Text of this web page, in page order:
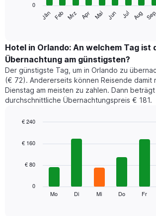
folgende
den
durchschnittlichen
Zimmerpreis
im
jeweiligen
Monat
an.
Diagramm
die
Monate
Jän Feb Mrz Apr Mai Jun Jul Aug Sep
0
Hotel in Orlando: An welchem Tag ist
Übernachtung am günstigsten?
Der günstigste Tag, um in Orlando zu
(€ 72). Andererseits können Reisende damit
Dienstag am meisten zu zahlen. Dann
durchschnittliche Übernachtungspreis € 181.
chart
bars.
Mo Di Mi Do Fr
0
€ 80
€ 160
€ 240